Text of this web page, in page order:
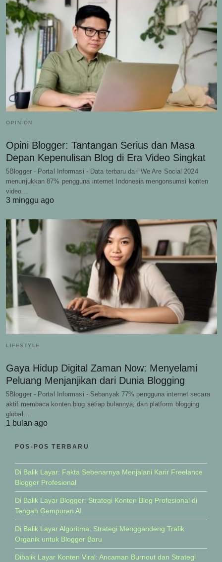
OPINION
Opini Blogger: Tantangan Serius dan Masa
Depan Kepenulisan Blog di Era Video Singkat
5Blogger - Portal Informasi - Data terbaru dari We Are Social 2024
menunjukkan 87% pengguna internet Indonesia mengonsumsi konten
video…
3 minggu ago
LIFESTYLE
Gaya Hidup Digital Zaman Now: Menyelami
Peluang Menjanjikan dari Dunia Blogging
5Blogger - Portal Informasi - Sebanyak 77% pengguna internet secara
aktif membaca konten blog setiap bulannya, dan platform blogging
global…
1 bulan ago
POS-POS TERBARU
Di Balik Layar: Fakta Sebenarnya Menjalani Karir Freelance
Blogger Profesional
Di Balik Layar Blogger: Strategi Konten Blog Profesional di
Tengah Gempuran AI
Di Balik Layar Algoritma: Strategi Menggandeng Trafik
Organik untuk Blogger Baru
Dibalik Layar Konten Viral: Ancaman Burnout dan Strategi